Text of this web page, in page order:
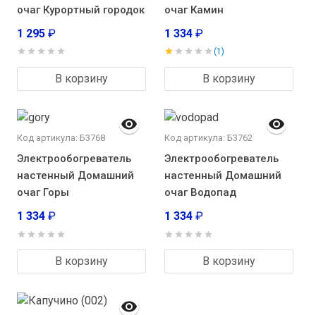
очаг Курортный городок
1 295 ₽
В корзину
очаг Камин
1 334 ₽
(1)
В корзину
Код артикула: Б3768
Электрообогреватель
настенный Домашний
очаг Горы
1 334 ₽
В корзину
Код артикула: Б3762
Электрообогреватель
настенный Домашний
очаг Водопад
1 334 ₽
В корзину